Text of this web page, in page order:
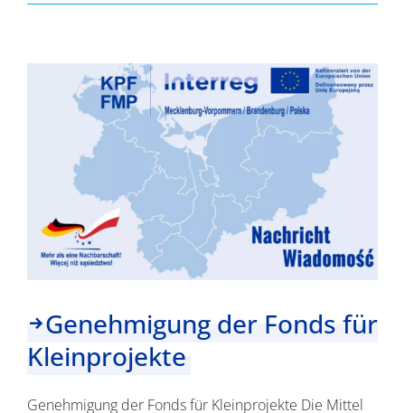
der
Genehmigung der Fonds für
Kleinprojekte
Genehmigung der Fonds für Kleinprojekte Die Mittel